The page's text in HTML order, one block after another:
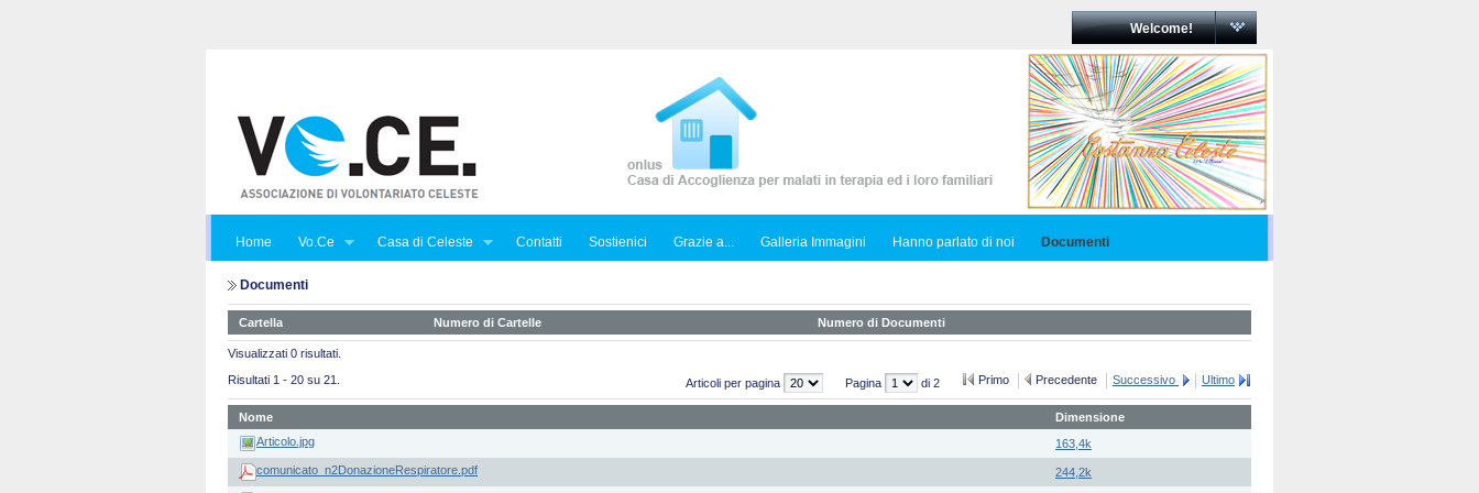
Welcome!
Home Vo.Ce Casa di Celeste Contatti Sostienici Grazie a... Galleria Immagini Hanno parlato di noi Documenti
Documenti
Cartella Numero di Cartelle Numero di Documenti
Visualizzati 0 risultati.
Risultati 1 - 20 su 21.
Articoli per pagina Pagina di 2 Primo Precedente Successivo Ultimo
Nome
Dimensione
Articolo.jpg
163,4k
comunicato_n2DonazioneRespiratore.pdf
244,2k